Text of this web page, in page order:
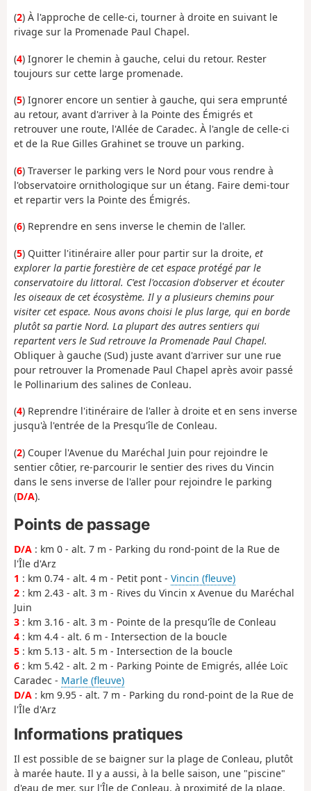
(2) À l'approche de celle-ci, tourner à droite en suivant le
rivage sur la Promenade Paul Chapel.
(4) Ignorer le chemin à gauche, celui du retour. Rester
toujours sur cette large promenade.
(5) Ignorer encore un sentier à gauche, qui sera emprunté
au retour, avant d'arriver à la Pointe des Émigrés et
retrouver une route, l'Allée de Caradec. À l'angle de celle-ci
et de la Rue Gilles Grahinet se trouve un parking.
(6) Traverser le parking vers le Nord pour vous rendre à
l'observatoire ornithologique sur un étang. Faire demi-tour
et repartir vers la Pointe des Émigrés.
(6) Reprendre en sens inverse le chemin de l'aller.
(5) Quitter l'itinéraire aller pour partir sur la droite, et
explorer la partie forestière de cet espace protégé par le
conservatoire du littoral. C'est l'occasion d'observer et écouter
les oiseaux de cet écosystème. Il y a plusieurs chemins pour
visiter cet espace. Nous avons choisi le plus large, qui en borde
plutôt sa partie Nord. La plupart des autres sentiers qui
repartent vers le Sud retrouve la Promenade Paul Chapel.
Obliquer à gauche (Sud) juste avant d'arriver sur une rue
pour retrouver la Promenade Paul Chapel après avoir passé
le Pollinarium des salines de Conleau.
(4) Reprendre l'itinéraire de l'aller à droite et en sens inverse
jusqu'à l'entrée de la Presqu'île de Conleau.
(2) Couper l'Avenue du Maréchal Juin pour rejoindre le
sentier côtier, re-parcourir le sentier des rives du Vincin
dans le sens inverse de l'aller pour rejoindre le parking
(D/A).
Points de passage
D/A : km 0 - alt. 7 m - Parking du rond-point de la Rue de
l'Île d'Arz
1 : km 0.74 - alt. 4 m - Petit pont - Vincin (fleuve)
2 : km 2.43 - alt. 3 m - Rives du Vincin x Avenue du Maréchal
Juin
3 : km 3.16 - alt. 3 m - Pointe de la presqu'île de Conleau
4 : km 4.4 - alt. 6 m - Intersection de la boucle
5 : km 5.13 - alt. 5 m - Intersection de la boucle
6 : km 5.42 - alt. 2 m - Parking Pointe de Emigrés, allée Loïc
Caradec - Marle (fleuve)
D/A : km 9.95 - alt. 7 m - Parking du rond-point de la Rue de
l'Île d'Arz
Informations pratiques
Il est possible de se baigner sur la plage de Conleau, plutôt
à marée haute. Il y a aussi, à la belle saison, une "piscine"
d'eau de mer, sur l'Île de Conleau, à proximité de la plage.